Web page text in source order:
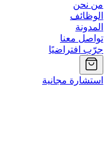
من نحن
الوظائف
المدونة
تواصل معنا
جرّب افتراضيًا
استشارة مجانية